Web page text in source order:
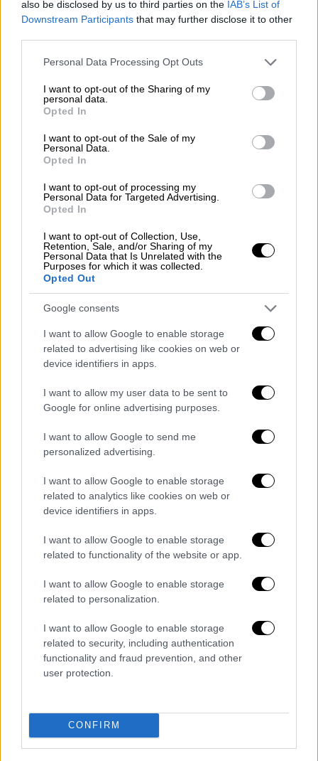
also be disclosed by us to third parties on the IAB’s List of
Downstream Participants that may further disclose it to other
Please note that this website/app uses one or more Google
not limited to your visit or usage behaviour. You may click to
grant or deny consent to Google and its third-party tags to
use your data for below specified purposes in below Google
consent section.
Personal Data Processing Opt Outs
I want to opt-out of the Sharing of my
personal data.
Opted In
I want to opt-out of the Sale of my
Personal Data.
Opted In
I want to opt-out of processing my
Personal Data for Targeted Advertising.
Opted In
I want to opt-out of Collection, Use,
Retention, Sale, and/or Sharing of my
Personal Data that Is Unrelated with the
Purposes for which it was collected.
Opted Out
Google consents
I want to allow Google to enable storage
related to advertising like cookies on web or
device identifiers in apps.
I want to allow my user data to be sent to
Google for online advertising purposes.
I want to allow Google to send me
personalized advertising.
I want to allow Google to enable storage
related to analytics like cookies on web or
device identifiers in apps.
I want to allow Google to enable storage
related to functionality of the website or app.
I want to allow Google to enable storage
related to personalization.
I want to allow Google to enable storage
related to security, including authentication
functionality and fraud prevention, and other
user protection.
CONFIRM
Ελλάδα|27.10.2022 07:50
Συνεχίζεται το θρίλερ με τον νεκρό
αρχιμανδρίτη στην πλατεία Αμερικής -
Εξετάζουν όλα τα ενδεχόμενα
«Φως» στα αίτια θανάτου αναμένεται να
ρίξει η νεκροψία - νεκροτομή
Ελλάδα|27.12.2019 15:05
Εργαζόμενοι στον δήμο Αθηναίων
καθάρισαν την πλατεία Αμερικής
Οι δράσεις αυτές που ξεκίνησαν τον
περασμένο Σεπτέμβριο θα ενταθούν το
επόμενο διάστημα
ΑΛΛΑ #TAGS
ειδήσεις τώρα
τροχαίο
νεκρός
δήμος Αθηναίων
Χαμόγελο του Παιδιού
φωτιά